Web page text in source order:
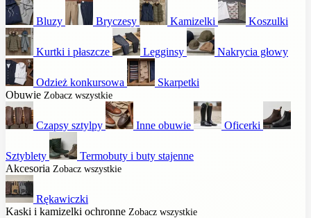
Bluzy Bryczesy Kamizelki Koszulki
Kurtki i płaszcze Legginsy Nakrycia głowy
Odzież konkursowa
Skarpetki
Obuwie Zobacz wszystkie
Czapsy sztylpy Inne obuwie Oficerki
Sztyblety
Termobuty i buty stajenne
Akcesoria Zobacz wszystkie
Rękawiczki
Kaski i kamizelki ochronne Zobacz wszystkie